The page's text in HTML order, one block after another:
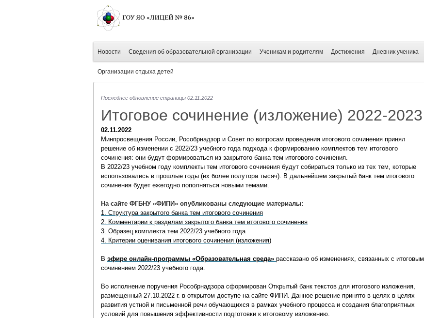
Новости Сведения об образовательной организации Ученикам и родителям Достижения Дневник ученика
Организации отдыха детей
Последнее обновление страницы 02.11.2022
Итоговое сочинение (изложение) 2022-2023
02.11.2022
Минпросвещения России, Рособрнадзор и Совет по вопросам проведения итогового сочинения принял
решение об изменении с 2022/23 учебного года подхода к формированию комплектов тем итогового
сочинения: они будут формироваться из закрытого банка тем итогового сочинения.
В 2022/23 учебном году комплекты тем итогового сочинения будут собираться только из тех тем, которые
использовались в прошлые годы (их более полутора тысяч). В дальнейшем закрытый банк тем итогового
сочинения будет ежегодно пополняться новыми темами.
На сайте ФГБНУ «ФИПИ» опубликованы следующие материалы:
1. Структура закрытого банка тем итогового сочинения
2. Комментарии к разделам закрытого банка тем итогового сочинения
3. Образец комплекта тем 2022/23 учебного года
4. Критерии оценивания итогового сочинения (изложения)
В эфире онлайн-программы «Образовательная среда» рассказано об изменениях, связанных с итоговым
сочинением 2022/23 учебного года.
Во исполнение поручения Рособрнадзора сформирован Открытый банк текстов для итогового изложения,
размещенный 27.10.2022 г. в открытом доступе на сайте ФИПИ. Данное решение принято в целях в целях
развития устной и письменной речи обучающихся в рамках учебного процесса и создания благоприятных
условий для повышения эффективности подготовки к итоговому изложению.